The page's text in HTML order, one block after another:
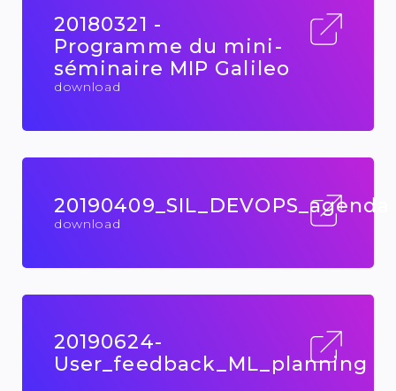
20180321 -
Programme du mini-
séminaire MIP Galileo
download
20190409_SIL_DEVOPS_agenda
download
20190624-
User_feedback_ML_planning